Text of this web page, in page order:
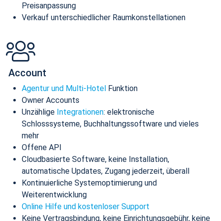
Preisanpassung
Verkauf unterschiedlicher Raumkonstellationen
Account
Agentur und Multi-Hotel Funktion
Owner Accounts
Unzählige Integrationen: elektronische
Schlosssysteme, Buchhaltungssoftware und vieles
mehr
Offene API
Cloudbasierte Software, keine Installation,
automatische Updates, Zugang jederzeit, überall
Kontinuierliche Systemoptimierung und
Weiterentwicklung
Online Hilfe und kostenloser Support
Keine Vertragsbindung, keine Einrichtungsgebühr, keine